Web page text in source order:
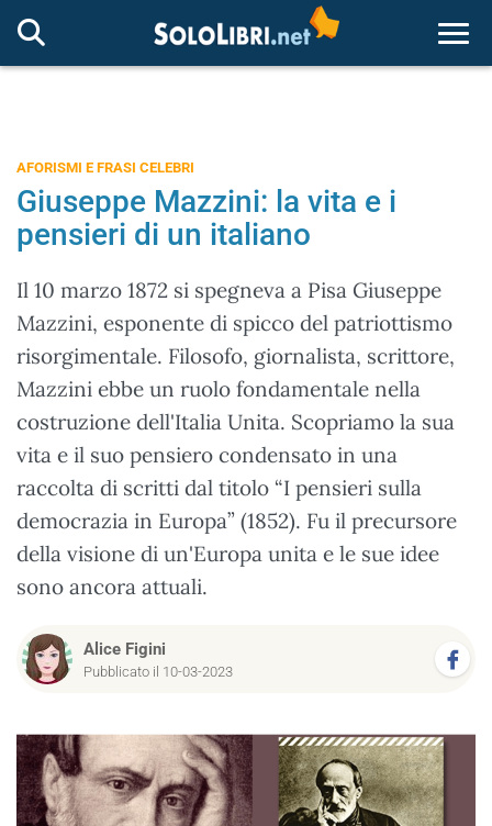
AFORISMI E FRASI CELEBRI
Giuseppe Mazzini: la vita e i
pensieri di un italiano
Il 10 marzo 1872 si spegneva a Pisa Giuseppe
Mazzini, esponente di spicco del patriottismo
risorgimentale. Filosofo, giornalista, scrittore,
Mazzini ebbe un ruolo fondamentale nella
costruzione dell'Italia Unita. Scopriamo la sua
vita e il suo pensiero condensato in una
raccolta di scritti dal titolo “I pensieri sulla
democrazia in Europa” (1852). Fu il precursore
della visione di un'Europa unita e le sue idee
sono ancora attuali.
Alice Figini
Pubblicato il 10-03-2023